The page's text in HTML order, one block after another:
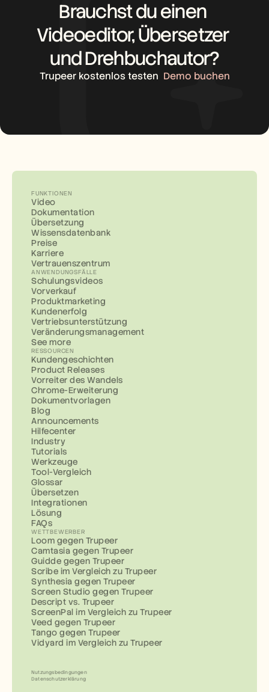
Brauchst du einen
Videoeditor, Übersetzer
und Drehbuchautor?
Trupeer kostenlos testen Demo buchen
FUNKTIONEN
Video
Dokumentation
Übersetzung
Wissensdatenbank
Preise
Karriere
Vertrauenszentrum
ANWENDUNGSFÄLLE
Schulungsvideos
Vorverkauf
Produktmarketing
Kundenerfolg
Vertriebsunterstützung
Veränderungsmanagement
See more
RESSOURCEN
Kundengeschichten
Product Releases
Vorreiter des Wandels
Chrome-Erweiterung
Dokumentvorlagen
Blog
Announcements
Hilfecenter
Industry
Tutorials
Werkzeuge
Tool-Vergleich
Glossar
Übersetzen
Integrationen
Lösung
FAQs
WETTBEWERBER
Loom gegen Trupeer
Camtasia gegen Trupeer
Guidde gegen Trupeer
Scribe im Vergleich zu Trupeer
Synthesia gegen Trupeer
Screen Studio gegen Trupeer
Descript vs. Trupeer
ScreenPal im Vergleich zu Trupeer
Veed gegen Trupeer
Tango gegen Trupeer
Vidyard im Vergleich zu Trupeer
Nutzungsbedingungen
Datenschutzerklärung